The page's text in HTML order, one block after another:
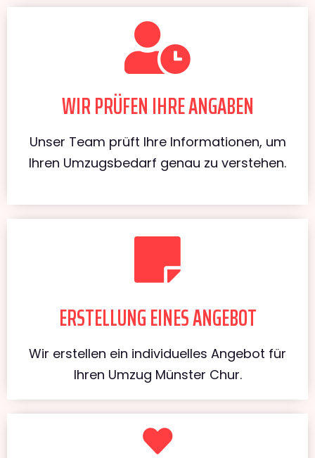
WIR PRÜFEN IHRE ANGABEN
Unser Team prüft Ihre Informationen, um
Ihren Umzugsbedarf genau zu verstehen.
ERSTELLUNG EINES ANGEBOT
Wir erstellen ein individuelles Angebot für
Ihren Umzug Münster Chur.